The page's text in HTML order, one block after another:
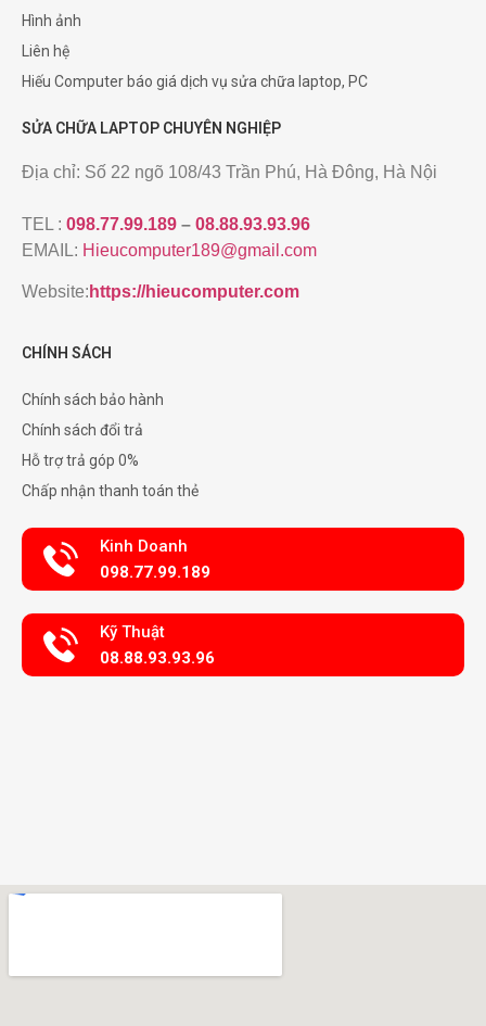
Hình ảnh
Liên hệ
Hiếu Computer báo giá dịch vụ sửa chữa laptop, PC
SỬA CHỮA LAPTOP CHUYÊN NGHIỆP
Địa chỉ: Số 22 ngõ 108/43 Trần Phú, Hà Đông, Hà Nội
TEL : 098.77.99.189 – 08.88.93.93.96
EMAIL: Hieucomputer189@gmail.com
Website: https://hieucomputer.com
CHÍNH SÁCH
Chính sách bảo hành
Chính sách đổi trả
Hỗ trợ trả góp 0%
Chấp nhận thanh toán thẻ
Kinh Doanh
098.77.99.189
Kỹ Thuật
08.88.93.93.96